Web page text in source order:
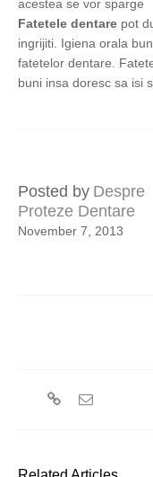
acestea se vor sparge
Fatetele dentare pot
ingrijiti. Igiena orala
fatetelor dentare.
buni insa doresc sa isi
Posted by Despre
Proteze Dentare
November 7, 2013